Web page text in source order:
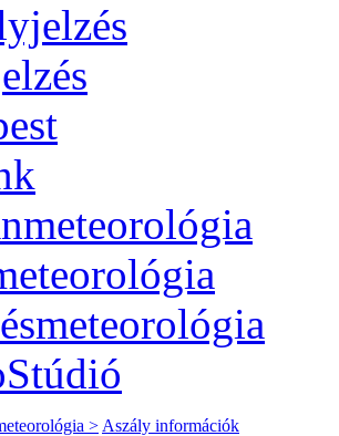
> Aszály információk